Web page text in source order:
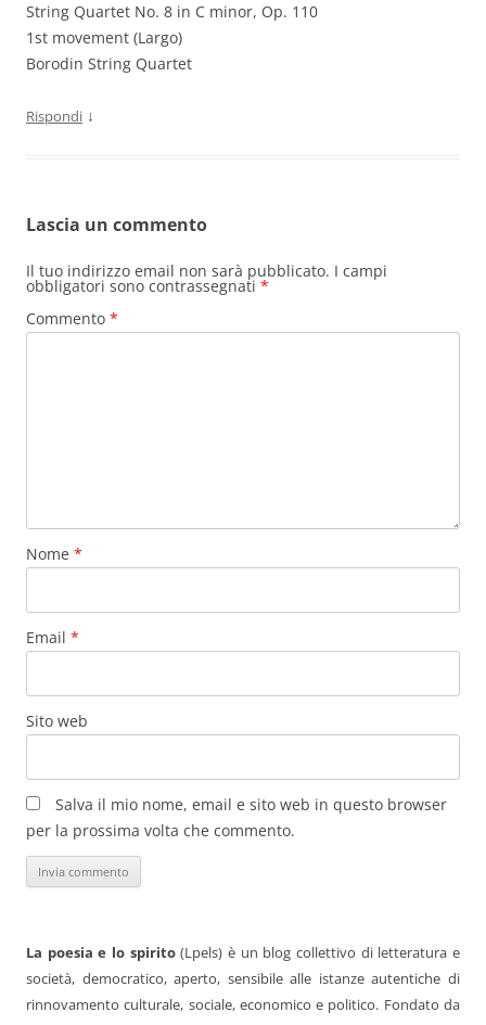
String Quartet No. 8 in C minor, Op. 110
1st movement (Largo)
Borodin String Quartet
Rispondi ↓
Lascia un commento
Il tuo indirizzo email non sarà pubblicato. I campi
obbligatori sono contrassegnati *
Commento *
Nome *
Email *
Sito web
Salva il mio nome, email e sito web in questo browser
per la prossima volta che commento.
La poesia e lo spirito(Lpels) è un blog collettivo di letteratura e
società, democratico, aperto, sensibile alle istanze autentiche di
rinnovamento culturale, sociale, economico e politico. Fondato da